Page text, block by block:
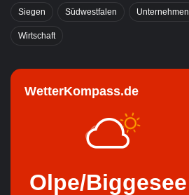
Siegen Südwestfalen Unternehmen
Wirtschaft
WetterKompass.de
Olpe/Biggesee